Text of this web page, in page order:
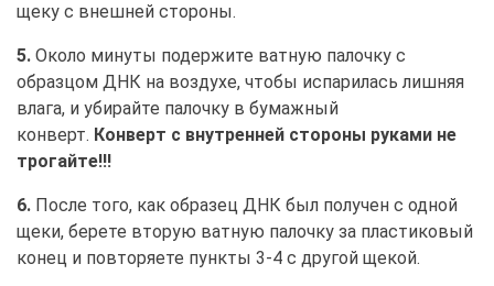
щеку с внешней стороны.
5. Около минуты подержите ватную палочку с
образцом ДНК на воздухе, чтобы испарилась лишняя
влага, и убирайте палочку в бумажный
конверт. Конверт с внутренней стороны руками не
трогайте!!!
6. После того, как образец ДНК был получен с одной
щеки, берете вторую ватную палочку за пластиковый
конец и повторяете пункты 3-4 с другой щекой.